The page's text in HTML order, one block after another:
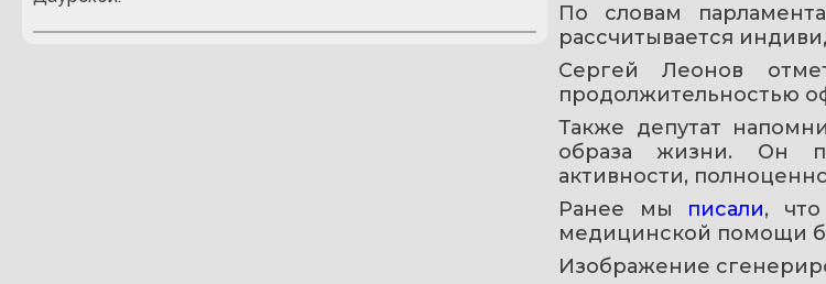
По словам
рассчитывается
Сергей Леонов
продолжительностью
Также депутат
образа жизни. Он
активности,
Ранее мы писали,
медицинской помощи
Изображение